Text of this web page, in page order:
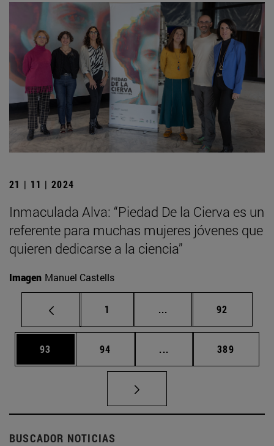
21 | 11 | 2024
Inmaculada Alva: “Piedad De la Cierva es un
referente para muchas mujeres jóvenes que
quieren dedicarse a la ciencia”
Imagen Manuel Castells
Página
1 ... Páginas intermedias
Página
92
Página
93 Página
94 ... Páginas intermedias
Página
389
BUSCADOR NOTICIAS